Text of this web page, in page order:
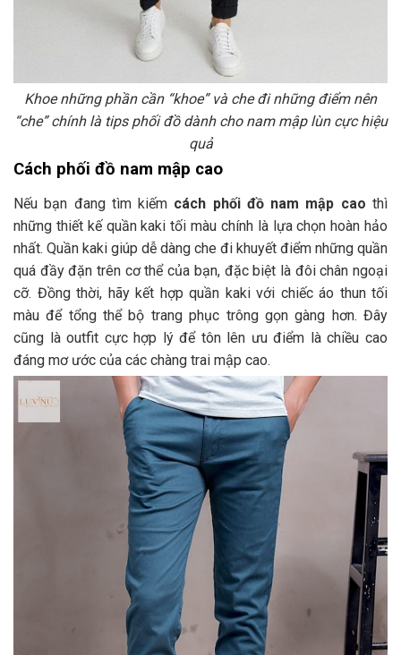
Khoe những phần cần “khoe” và che đi những điểm nên
“che” chính là tips phối đồ dành cho nam mập lùn cực hiệu
quả
Cách phối đồ nam mập cao
Nếu bạn đang tìm kiếm cách phối đồ nam mập caothì
những thiết kế quần kaki tối màu chính là lựa chọn hoàn hảo
nhất. Quần kaki giúp dễ dàng che đi khuyết điểm những quần
quá đầy đặn trên cơ thể của bạn, đặc biệt là đôi chân ngoại
cỡ. Đồng thời, hãy kết hợp quần kaki với chiếc áo thun tối
màu để tổng thể bộ trang phục trông gọn gàng hơn. Đây
cũng là outfit cực hợp lý để tôn lên ưu điểm là chiều cao
đáng mơ ước của các chàng trai mập cao.